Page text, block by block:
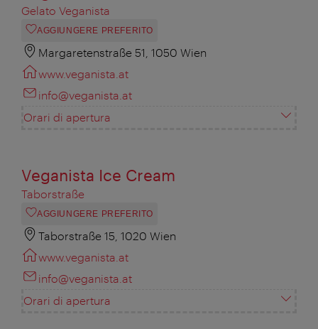
Gelato Veganista
AGGIUNGERE PREFERITO
Margaretenstraße 51, 1050 Wien
www.veganista.at
info@veganista.at
Orari di apertura
Veganista Ice Cream
Taborstraße
AGGIUNGERE PREFERITO
Taborstraße 15, 1020 Wien
www.veganista.at
info@veganista.at
Orari di apertura